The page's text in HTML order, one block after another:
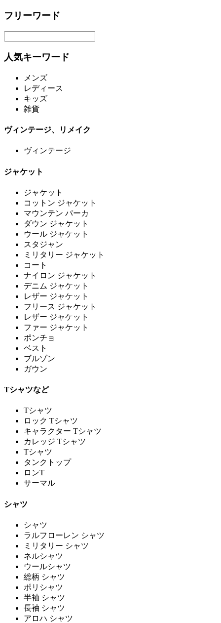
フリーワード
人気キーワード
メンズ
レディース
キッズ
雑貨
ヴィンテージ、リメイク
ヴィンテージ
ジャケット
ジャケット
コットン ジャケット
マウンテン パーカ
ダウン ジャケット
ウール ジャケット
スタジャン
ミリタリー ジャケット
コート
ナイロン ジャケット
デニム ジャケット
レザー ジャケット
フリース ジャケット
レザー ジャケット
ファー ジャケット
ポンチョ
ベスト
ブルゾン
ガウン
Tシャツなど
Tシャツ
ロック Tシャツ
キャラクター Tシャツ
カレッジ Tシャツ
Tシャツ
タンクトップ
ロンT
サーマル
シャツ
シャツ
ラルフローレン シャツ
ミリタリー シャツ
ネルシャツ
ウールシャツ
総柄 シャツ
ポリシャツ
半袖 シャツ
長袖 シャツ
アロハ シャツ